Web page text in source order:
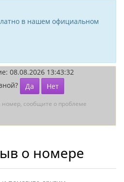
в нашем официальном
08.08.2026 13:43:32
Да Нет
сообщите о проблеме
о номере